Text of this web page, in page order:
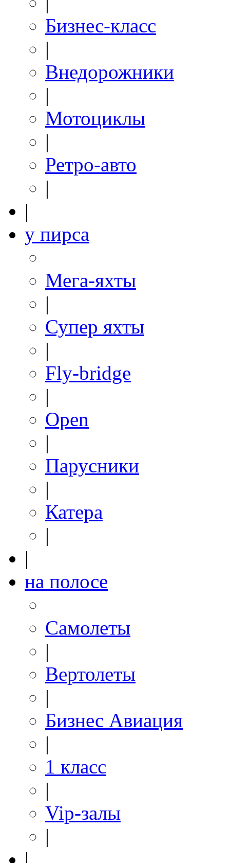
Бизнес-класс
|
Внедорожники
|
Мотоциклы
|
Ретро-авто
|
|
у пирса
Мега-яхты
|
Супер яхты
|
Fly-bridge
|
Open
|
Парусники
|
Катера
|
|
на полосе
Самолеты
|
Вертолеты
|
Бизнес Авиация
|
1 класс
|
Vip-залы
|